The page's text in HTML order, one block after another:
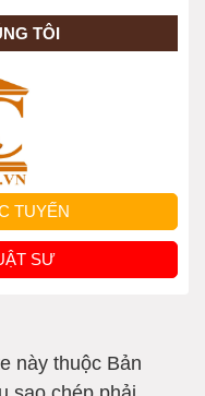
TÔI
TUYẾN
SƯ
này thuộc Bản